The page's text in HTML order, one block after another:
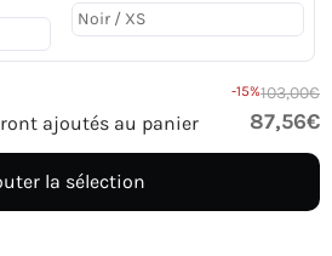
ajoutés au panier
-15%103,00€
87,56€
la sélection